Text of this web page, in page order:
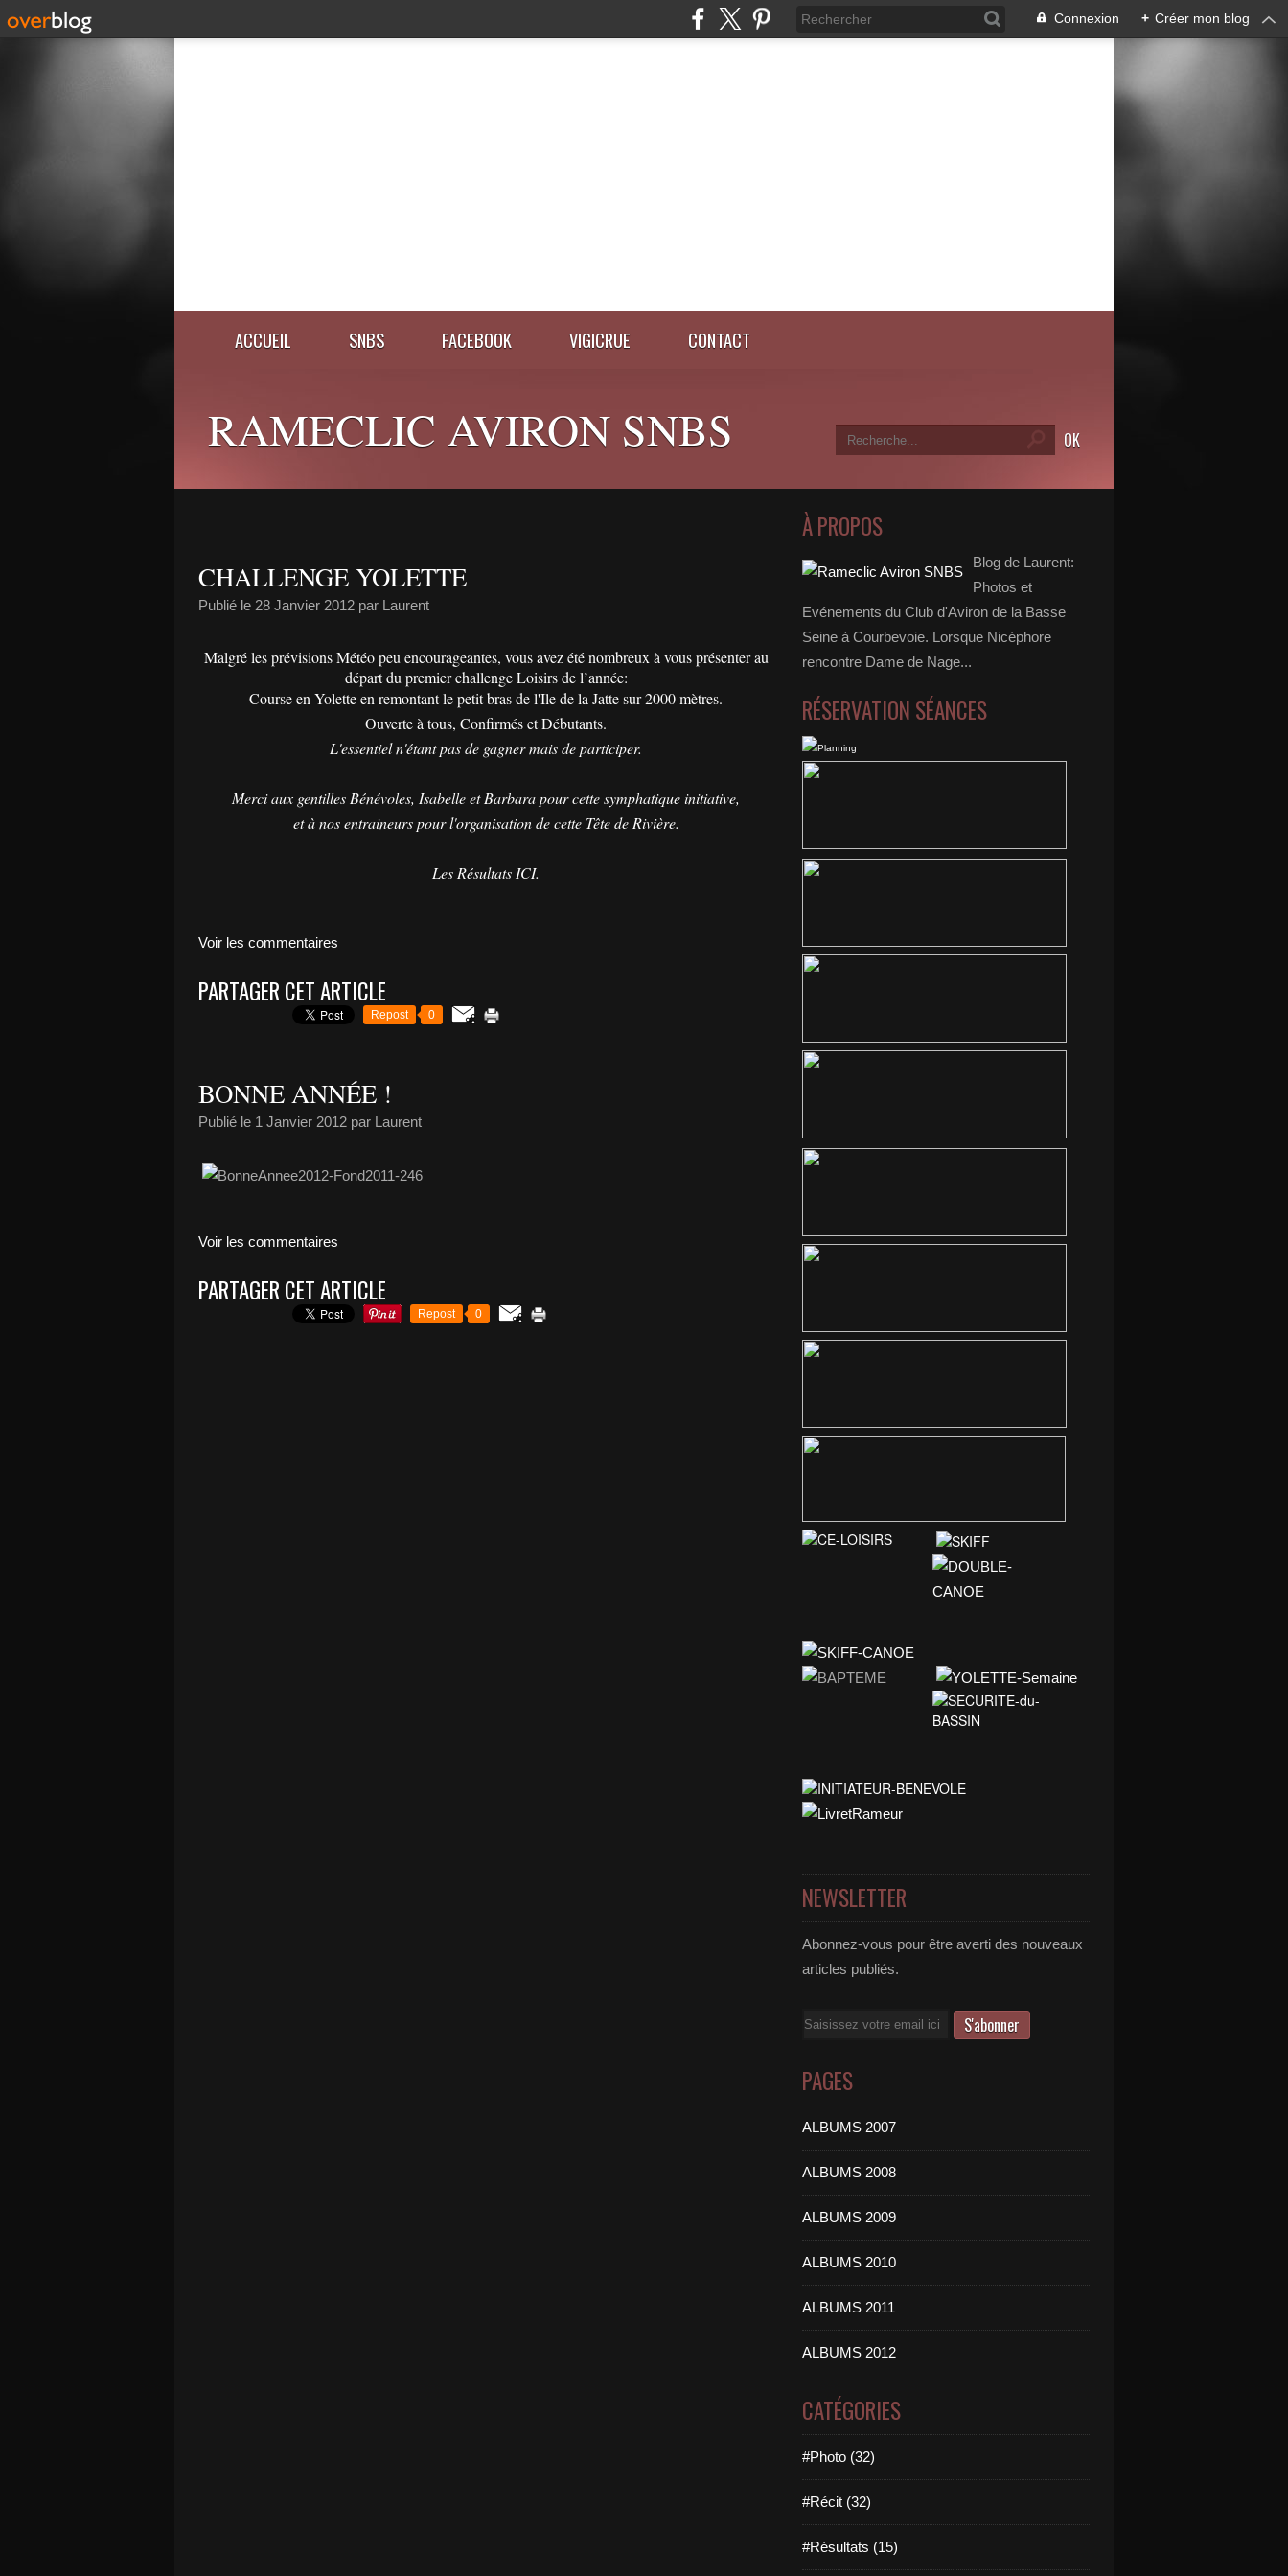
Connexion + Créer mon blog
ACCUEIL SNBS FACEBOOK VIGICRUE CONTACT
RAMECLIC AVIRON SNBS
CHALLENGE YOLETTE
Publié le 28 Janvier 2012 par Laurent
Malgré les prévisions Météo peu encourageantes, vous avez été nombreux à vous présenter au
départ du premier challenge Loisirs de l’année:
Course en Yolette en remontant le petit bras de l'Ile de la Jatte sur 2000 mètres.
Ouverte à tous, Confirmés et Débutants.
L'essentiel n'étant pas de gagner mais de participer.
Merci aux gentilles Bénévoles, Isabelle et Barbara pour cette symphatique initiative,
et à nos entraineurs pour l'organisation de cette Tête de Rivière.
Les Résultats ICI.
Voir les commentaires
PARTAGER CET ARTICLE
Repost 0
BONNE ANNÉE !
Publié le 1 Janvier 2012 par Laurent
Voir les commentaires
PARTAGER CET ARTICLE
Repost 0
À PROPOS
Blog de Laurent:
Photos et
Evénements du Club d'Aviron de la Basse
Seine à Courbevoie. Lorsque Nicéphore
rencontre Dame de Nage...
RÉSERVATION SÉANCES
NEWSLETTER
Abonnez-vous pour être averti des nouveaux
articles publiés.
Email
PAGES
ALBUMS 2007
ALBUMS 2008
ALBUMS 2009
ALBUMS 2010
ALBUMS 2011
ALBUMS 2012
CATÉGORIES
#Photo (32)
#Récit (32)
#Résultats (15)